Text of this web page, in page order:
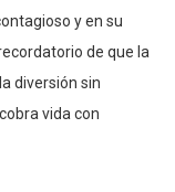
y en su
de que la
diversión sin
vida con